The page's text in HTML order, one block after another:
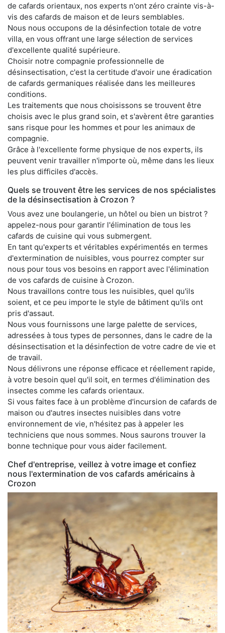
de cafards orientaux, nos experts n'ont zéro crainte vis-à-
vis des cafards de maison et de leurs semblables.
Nous nous occupons de la désinfection totale de votre
villa, en vous offrant une large sélection de services
d'excellente qualité supérieure.
Choisir notre compagnie professionnelle de
désinsectisation, c'est la certitude d'avoir une éradication
de cafards germaniques réalisée dans les meilleures
conditions.
Les traitements que nous choisissons se trouvent être
choisis avec le plus grand soin, et s'avèrent être garanties
sans risque pour les hommes et pour les animaux de
compagnie.
Grâce à l'excellente forme physique de nos experts, ils
peuvent venir travailler n'importe où, même dans les lieux
les plus difficiles d'accès.
Quels se trouvent être les services de nos spécialistes
de la désinsectisation à Crozon ?
Vous avez une boulangerie, un hôtel ou bien un bistrot ?
appelez-nous pour garantir l'élimination de tous les
cafards de cuisine qui vous submergent.
En tant qu'experts et véritables expérimentés en termes
d'extermination de nuisibles, vous pourrez compter sur
nous pour tous vos besoins en rapport avec l'élimination
de vos cafards de cuisine à Crozon.
Nous travaillons contre tous les nuisibles, quel qu'ils
soient, et ce peu importe le style de bâtiment qu'ils ont
pris d'assaut.
Nous vous fournissons une large palette de services,
adressées à tous types de personnes, dans le cadre de la
désinsectisation et la désinfection de votre cadre de vie et
de travail.
Nous délivrons une réponse efficace et réellement rapide,
à votre besoin quel qu'il soit, en termes d'élimination des
insectes comme les cafards orientaux.
Si vous faites face à un problème d'incursion de cafards de
maison ou d'autres insectes nuisibles dans votre
environnement de vie, n'hésitez pas à appeler les
techniciens que nous sommes. Nous saurons trouver la
bonne technique pour vous aider facilement.
Chef d'entreprise, veillez à votre image et confiez
nous l'extermination de vos cafards américains à
Crozon